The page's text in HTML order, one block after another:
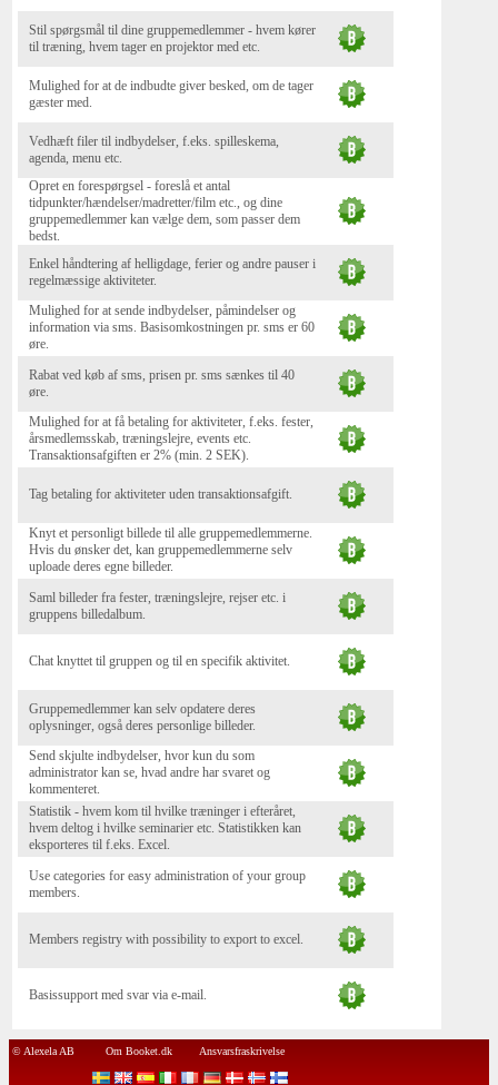
Stil spørgsmål til dine gruppemedlemmer - hvem kører
til træning, hvem tager en projektor med etc.
Mulighed for at de indbudte giver besked, om de tager
gæster med.
Vedhæft filer til indbydelser, f.eks. spilleskema,
agenda, menu etc.
Opret en forespørgsel - foreslå et antal
tidpunkter/hændelser/madretter/film etc., og dine
gruppemedlemmer kan vælge dem, som passer dem
bedst.
Enkel håndtering af helligdage, ferier og andre pauser i
regelmæssige aktiviteter.
Mulighed for at sende indbydelser, påmindelser og
information via sms. Basisomkostningen pr. sms er 60
øre.
Rabat ved køb af sms, prisen pr. sms sænkes til 40
øre.
Mulighed for at få betaling for aktiviteter, f.eks. fester,
årsmedlemsskab, træningslejre, events etc.
Transaktionsafgiften er 2% (min. 2 SEK).
Tag betaling for aktiviteter uden transaktionsafgift.
Knyt et personligt billede til alle gruppemedlemmerne.
Hvis du ønsker det, kan gruppemedlemmerne selv
uploade deres egne billeder.
Saml billeder fra fester, træningslejre, rejser etc. i
gruppens billedalbum.
Chat knyttet til gruppen og til en specifik aktivitet.
Gruppemedlemmer kan selv opdatere deres
oplysninger, også deres personlige billeder.
Send skjulte indbydelser, hvor kun du som
administrator kan se, hvad andre har svaret og
kommenteret.
Statistik - hvem kom til hvilke træninger i efteråret,
hvem deltog i hvilke seminarier etc. Statistikken kan
eksporteres til f.eks. Excel.
Use categories for easy administration of your group
members.
Members registry with possibility to export to excel.
Basissupport med svar via e-mail.
© Alexela AB Om Booket.dk Ansvarsfraskrivelse